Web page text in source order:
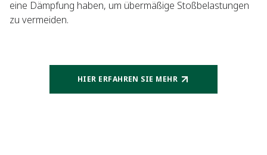
eine Dämpfung haben, um übermäßige Stoßbelastungen
zu vermeiden.
HIER ERFAHREN SIE MEHR